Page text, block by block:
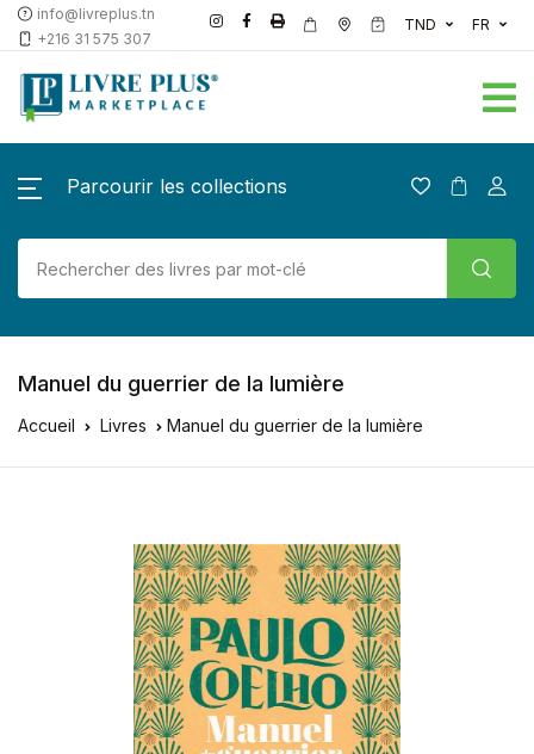
info@livreplus.tn
+216 31 575 307
TND FR
Parcourir les collections
Manuel du guerrier de la lumière
Accueil Livres Manuel du guerrier de la lumière